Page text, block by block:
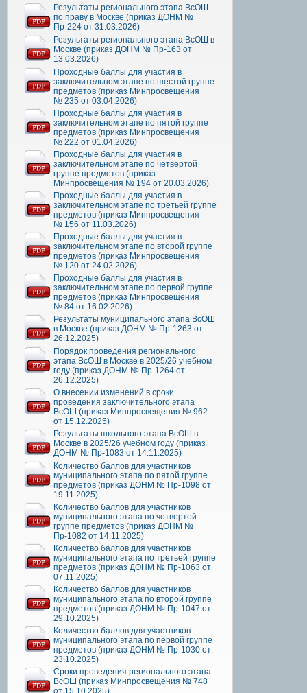
Результаты регионального этапа ВсОШ
по праву в Москве (приказ ДОНМ №
Пр-224 от 31.03.2026)
Результаты регионального этапа ВсОШ в
Москве (приказ ДОНМ № Пр-163 от
13.03.2026)
Проходные баллы для участия в
заключительном этапе по шестой группе
предметов (приказ Минпросвещения
№ 235 от 03.04.2026)
Проходные баллы для участия в
заключительном этапе по пятой группе
предметов (приказ Минпросвещения
№ 222 от 01.04.2026)
Проходные баллы для участия в
заключительном этапе по четвертой
группе предметов (приказ
Минпросвещения № 194 от 20.03.2026)
Проходные баллы для участия в
заключительном этапе по третьей группе
предметов (приказ Минпросвещения
№ 156 от 11.03.2026)
Проходные баллы для участия в
заключительном этапе по второй группе
предметов (приказ Минпросвещения
№ 120 от 24.02.2026)
Проходные баллы для участия в
заключительном этапе по первой группе
предметов (приказ Минпросвещения
№ 84 от 16.02.2026)
Результаты муниципального этапа ВсОШ
в Москве (приказ ДОНМ № Пр-1263 от
26.12.2025)
Порядок проведения регионального
этапа ВсОШ в Москве в 2025/26 учебном
году (приказ ДОНМ № Пр-1264 от
26.12.2025)
О внесении изменений в сроки
проведения заключительного этапа
ВсОШ (приказ Минпросвещения № 962
от 15.12.2025)
Результаты школьного этапа ВсОШ в
Москве в 2025/26 учебном году (приказ
ДОНМ № Пр-1083 от 14.11.2025)
Количество баллов для участников
муниципального этапа по пятой группе
предметов (приказ ДОНМ № Пр-1098 от
19.11.2025)
Количество баллов для участников
муниципального этапа по четвертой
группе предметов (приказ ДОНМ №
Пр-1082 от 14.11.2025)
Количество баллов для участников
муниципального этапа по третьей группе
предметов (приказ ДОНМ № Пр-1063 от
07.11.2025)
Количество баллов для участников
муниципального этапа по второй группе
предметов (приказ ДОНМ № Пр-1047 от
29.10.2025)
Количество баллов для участников
муниципального этапа по первой группе
предметов (приказ ДОНМ № Пр-1030 от
23.10.2025)
Сроки проведения регионального этапа
ВсОШ (приказ Минпросвещения № 748
от 15.10.2025)